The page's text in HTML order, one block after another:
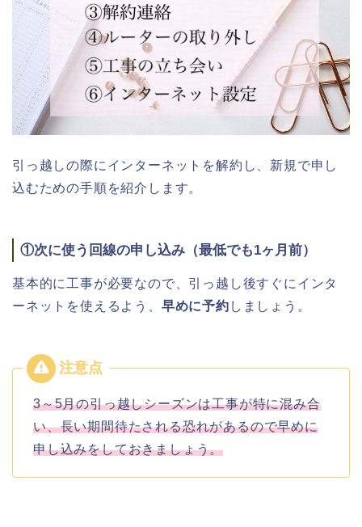
引っ越しの際にインターネットを解約し、新規で申し
込むための手順を紹介します。
①次に使う回線の申し込み（最低でも1ヶ月前）
基本的に工事が必要なので、引っ越し後すぐにインタ
ーネットを使えるよう、 早めに予約 しましょう。
3～5月の引っ越しシーズンは工事が特に混み合
い、長い期間待たされる恐れがあるので早めに
申し込みをしておきましょう。